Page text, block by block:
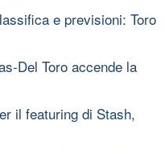
e previsioni: Toro
Del Toro accende la
il featuring di Stash,